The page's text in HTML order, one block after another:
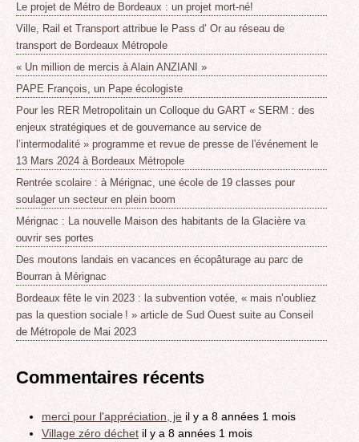
Le projet de Métro de Bordeaux : un projet mort-né!
Ville, Rail et Transport attribue le Pass d’ Or au réseau de
transport de Bordeaux Métropole
« Un million de mercis à Alain ANZIANI »
PAPE François, un Pape écologiste
Pour les RER Metropolitain un Colloque du GART « SERM : des
enjeux stratégiques et de gouvernance au service de
l’intermodalité » programme et revue de presse de l'événement le
13 Mars 2024 à Bordeaux Métropole
Rentrée scolaire : à Mérignac, une école de 19 classes pour
soulager un secteur en plein boom
Mérignac : La nouvelle Maison des habitants de la Glacière va
ouvrir ses portes
Des moutons landais en vacances en écopâturage au parc de
Bourran à Mérignac
Bordeaux fête le vin 2023 : la subvention votée, « mais n’oubliez
pas la question sociale ! » article de Sud Ouest suite au Conseil
de Métropole de Mai 2023
Commentaires récents
merci pour l'appréciation, je il y a 8 années 1 mois
Village zéro déchet il y a 8 années 1 mois